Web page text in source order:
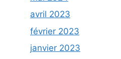
avril 2023
février 2023
janvier 2023